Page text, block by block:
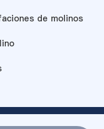
de molinos